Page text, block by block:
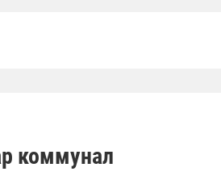
коммунал